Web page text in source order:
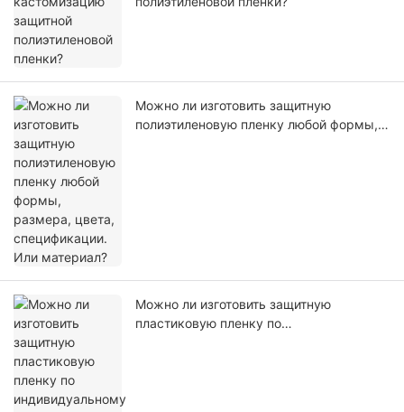
Можно ли изготовить защитную
полиэтиленовую пленку любой формы,
Можно ли изготовить защитную
пластиковую пленку по